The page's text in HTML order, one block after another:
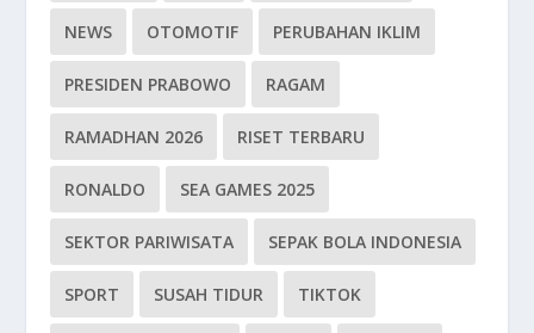
NEWS OTOMOTIF PERUBAHAN IKLIM
PRESIDEN PRABOWO RAGAM
RAMADHAN 2026 RISET TERBARU
RONALDO SEA GAMES 2025
SEKTOR PARIWISATA SEPAK BOLA INDONESIA
SPORT SUSAH TIDUR TIKTOK